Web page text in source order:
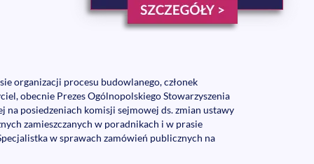
organizacji procesu budowlanego, członek
obecnie Prezes Ogólnopolskiego Stowarzyszenia
posiedzeniach komisji sejmowej ds. zmian ustawy
zamieszczanych w poradnikach i w prasie
w sprawach zamówień publicznych na